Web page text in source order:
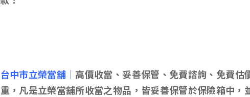
台中市立榮當舖｜ 高價收當、妥善保管、免費諮詢、免費
重，凡是立榮當舖所收當之物品，皆妥善保管於保險箱中